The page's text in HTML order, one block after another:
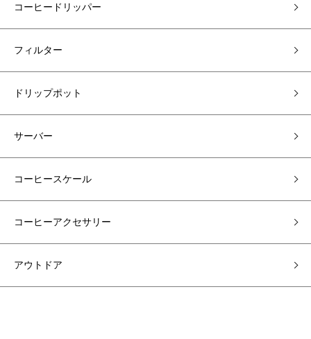
コーヒードリッパー
フィルター
ドリップポット
サーバー
コーヒースケール
コーヒーアクセサリー
アウトドア